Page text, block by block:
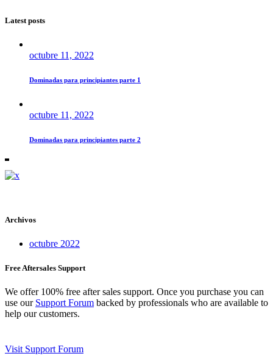
Latest posts
octubre 11, 2022
Dominadas para principiantes parte 1
octubre 11, 2022
Dominadas para principiantes parte 2
Archivos
octubre 2022
Free Aftersales Support
We offer 100% free after sales support. Once you purchase you can
use our Support Forum backed by professionals who are available to
help our customers.
Visit Support Forum